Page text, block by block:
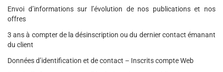
Envoi d’informations sur l’évolution de nos publications et nos
offres
3 ans à compter de la désinscription ou du dernier contact émanant
du client
Données d’identification et de contact – Inscrits compte Web